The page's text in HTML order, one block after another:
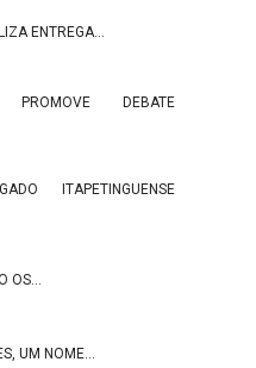
ENTREGA…
PROMOVE DEBATE
ITAPETINGUENSE
OS…
UM NOME…